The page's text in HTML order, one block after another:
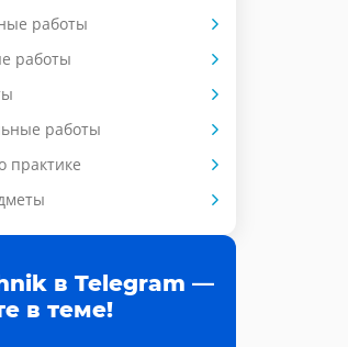
работы
работы
работы
практике
в Telegram —
в теме!